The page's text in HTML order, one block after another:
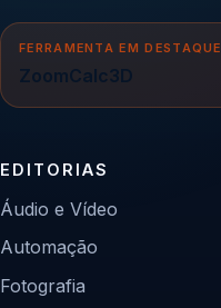
FERRAMENTA EM DESTAQUE
ZoomCalc3D
EDITORIAS
Áudio e Vídeo
Automação
Fotografia